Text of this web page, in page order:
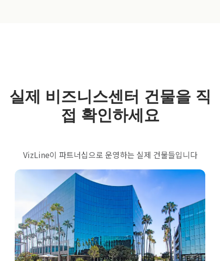
실제 비즈니스센터 건물을 직
접 확인하세요
VizLine이 파트너십으로 운영하는 실제 건물들입니다